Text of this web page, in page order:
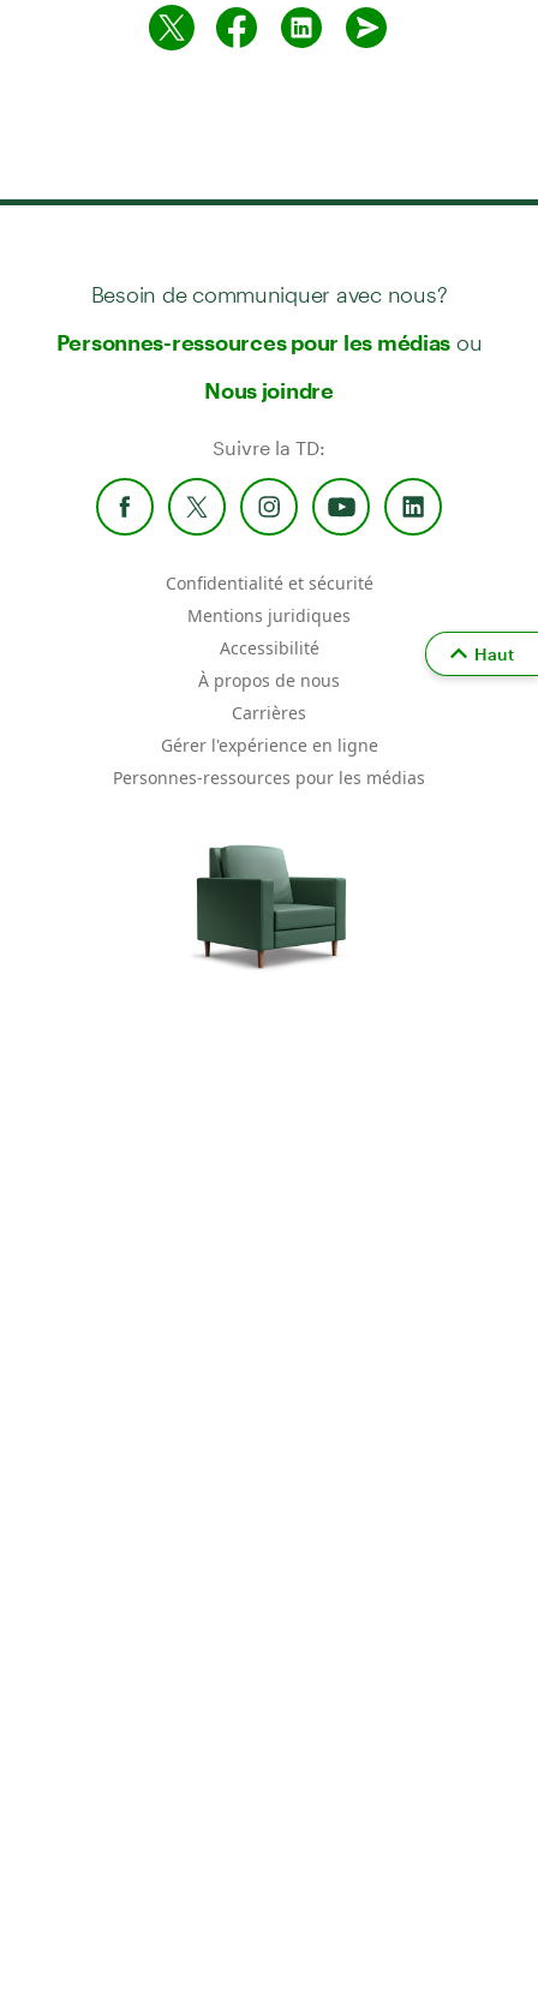
Besoin de communiquer avec nous?
Personnes-ressources pour les médias ou
Nous joindre
Suivre la TD:
Confidentialité et sécurité
Mentions juridiques
Accessibilité
À propos de nous
Carrières
Gérer l'expérience en ligne
Personnes-ressources pour les médias
Haut